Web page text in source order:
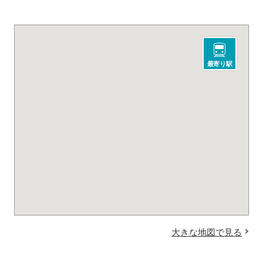
最寄り駅
大きな地図で見る